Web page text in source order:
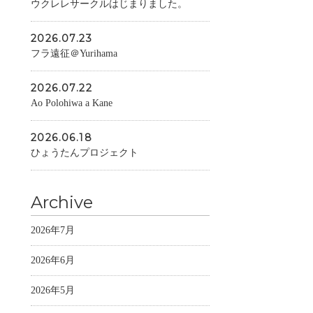
ウクレレサークルはじまりました。
2026.07.23
フラ遠征＠Yurihama
2026.07.22
Ao Polohiwa a Kane
2026.06.18
ひょうたんプロジェクト
Archive
2026年7月
2026年6月
2026年5月